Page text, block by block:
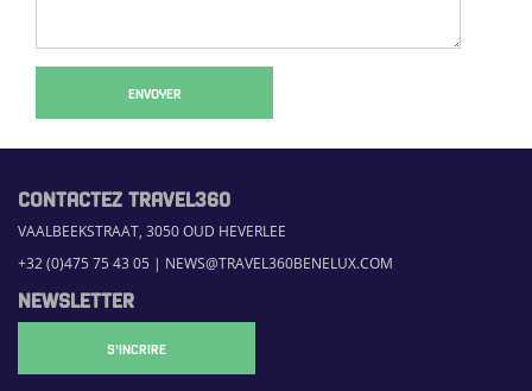
ENVOYER
CONTACTEZ TRAVEL360
VAALBEEKSTRAAT, 3050 OUD HEVERLEE
+32 (0)475 75 43 05 | NEWS@TRAVEL360BENELUX.COM
NEWSLETTER
S'INCRIRE